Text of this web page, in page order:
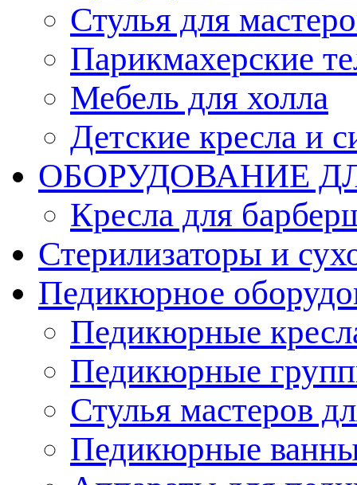
Стулья для
Парикмахерские
Мебель для холла
Детские кресла и
ОБОРУДОВАНИЕ
Кресла для
Стерилизаторы и
Педикюрное
Педикюрные
Педикюрные
Стулья мастеров
Педикюрные